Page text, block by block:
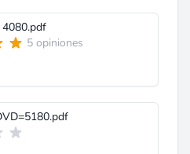
5 opiniones